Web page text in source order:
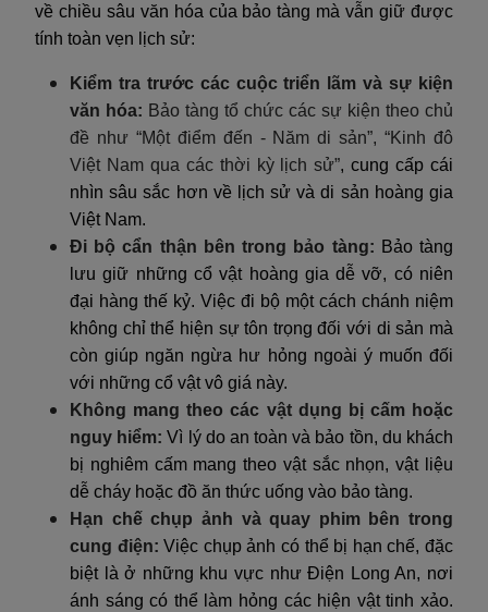
về chiều sâu văn hóa của bảo tàng mà vẫn giữ được
tính toàn vẹn lịch sử:
Kiểm tra trước các cuộc triển lãm và sự kiện
văn hóa: Bảo tàng tổ chức các sự kiện theo chủ
đề như “Một điểm đến - Năm di sản”, “Kinh đô
Việt Nam qua các thời kỳ lịch sử”, cung cấp cái
nhìn sâu sắc hơn về lịch sử và di sản hoàng gia
Việt Nam.
Đi bộ cẩn thận bên trong bảo tàng: Bảo tàng
lưu giữ những cổ vật hoàng gia dễ vỡ, có niên
đại hàng thế kỷ. Việc đi bộ một cách chánh niệm
không chỉ thể hiện sự tôn trọng đối với di sản mà
còn giúp ngăn ngừa hư hỏng ngoài ý muốn đối
với những cổ vật vô giá này.
Không mang theo các vật dụng bị cấm hoặc
nguy hiểm:Vì lý do an toàn và bảo tồn, du khách
bị nghiêm cấm mang theo vật sắc nhọn, vật liệu
dễ cháy hoặc đồ ăn thức uống vào bảo tàng.
Hạn chế chụp ảnh và quay phim bên trong
cung điện:Việc chụp ảnh có thể bị hạn chế, đặc
biệt là ở những khu vực như Điện Long An, nơi
ánh sáng có thể làm hỏng các hiện vật tinh xảo.